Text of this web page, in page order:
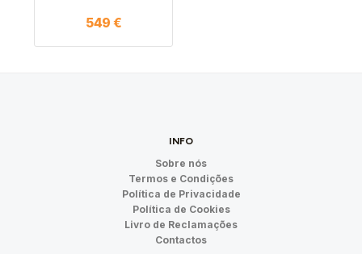
549 €
INFO
Sobre nós
Termos e Condições
Política de Privacidade
Política de Cookies
Livro de Reclamações
Contactos